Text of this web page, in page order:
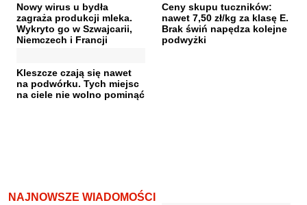
Nowy wirus u bydła
zagraża produkcji mleka.
Wykryto go w Szwajcarii,
Niemczech i Francji
Ceny skupu tuczników:
nawet 7,50 zł/kg za klasę E.
Brak świń napędza kolejne
podwyżki
Kleszcze czają się nawet
na podwórku. Tych miejsc
na ciele nie wolno pominąć
NAJNOWSZE WIADOMOŚCI